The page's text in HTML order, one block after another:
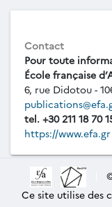
Contact
Pour toute
École française
6, rue Didotou -
tel. +30 211 18 70
https://www.efa.gr
Ce site utilise des